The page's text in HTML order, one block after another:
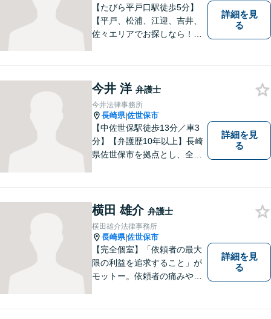
【たびら平戸口駅徒歩5分】
【平戸、松浦、江迎、吉井、
佐々エリアでお探しなら！】
ど、相談しやすい環境完備◎
地域の皆様のために活動する
弁護士。【駐車場あり】
詳細を見
る
今井 洋 弁護士
今井法律事務所
長崎県|佐世保市
【中佐世保駅徒歩13分／車3
分】【弁護歴10年以上】長崎
県佐世保市を拠点とし、全国
の解決へと導きます。時間外
のご相談にも対応可能ですの
で、お気軽にご連絡くださ
い。
詳細を見
る
横田 雄介 弁護士
横田雄介法律事務所
長崎県|佐世保市
【完全個室】「依頼者の最大
限の利益を追求すること」が
モットー。依頼者の痛みや苦
詳細を見
る